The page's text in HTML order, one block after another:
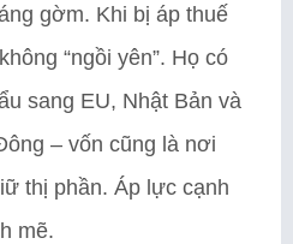
gờm. Khi bị áp thuế
“ngồi yên”. Họ có
sang EU, Nhật Bản và
– vốn cũng là nơi
thị phần. Áp lực cạnh
mẽ.